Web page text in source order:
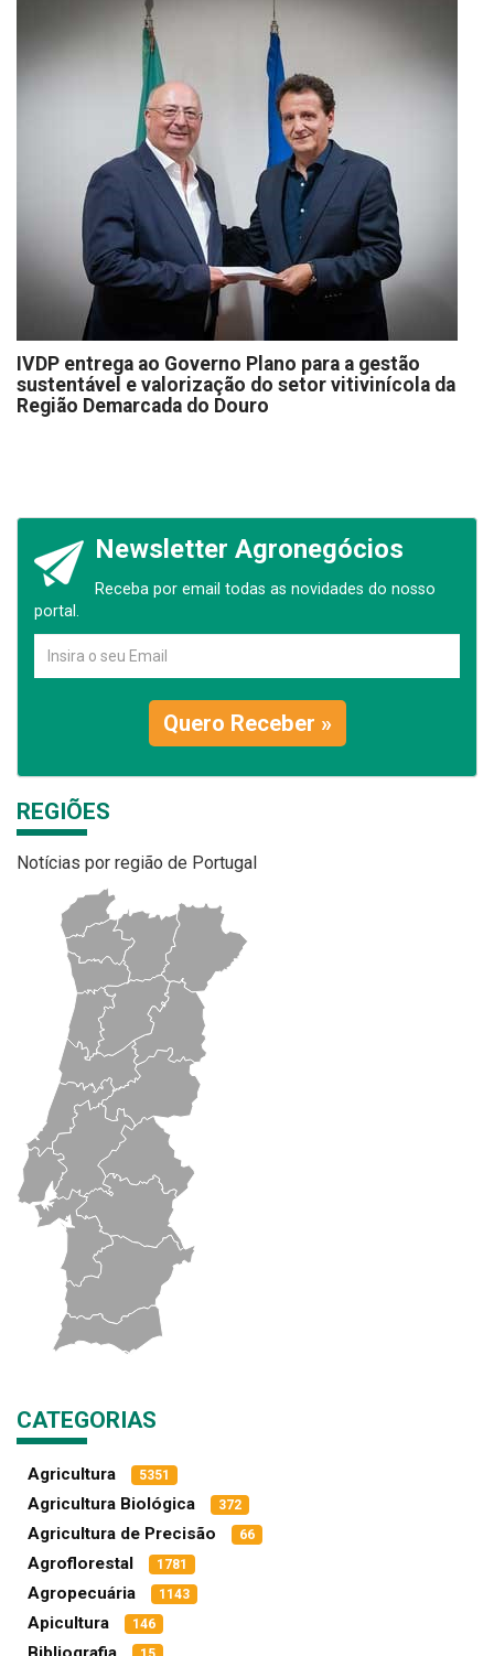
IVDP entrega ao Governo Plano para a gestão
sustentável e valorização do setor vitivinícola da
Região Demarcada do Douro
Newsletter Agronegócios
Receba por email todas as novidades do nosso
portal.
Quero Receber »
REGIÕES
Notícias por região de Portugal
CATEGORIAS
Agricultura 5351
Agricultura Biológica 372
Agricultura de Precisão 66
Agroflorestal 1781
Agropecuária 1143
Apicultura 146